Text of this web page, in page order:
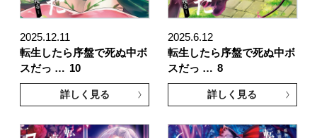
2025.12.11
転生したら序盤で死ぬ中ボ
スだっ … 10
詳しく見る
2025.6.12
転生したら序盤で死ぬ中ボ
スだっ … 8
詳しく見る